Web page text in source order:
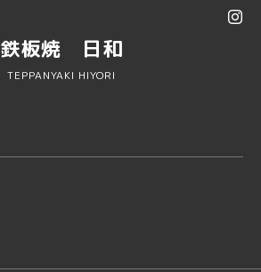
鉄板焼 日和
TEPPANYAKI HIYORI